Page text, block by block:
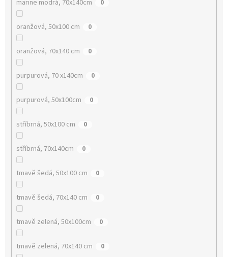
marine modrá, 70x140cm 0
oranžová, 50x100 cm 0
oranžová, 70x140 cm 0
purpurová, 70 x140cm 0
purpurová, 50x100cm 0
stříbrná, 50x100 cm 0
stříbrná, 70x140cm 0
tmavě šedá, 50x100 cm 0
tmavě šedá, 70x140 cm 0
tmavě zelená, 50x100cm 0
tmavě zelená, 70x140 cm 0